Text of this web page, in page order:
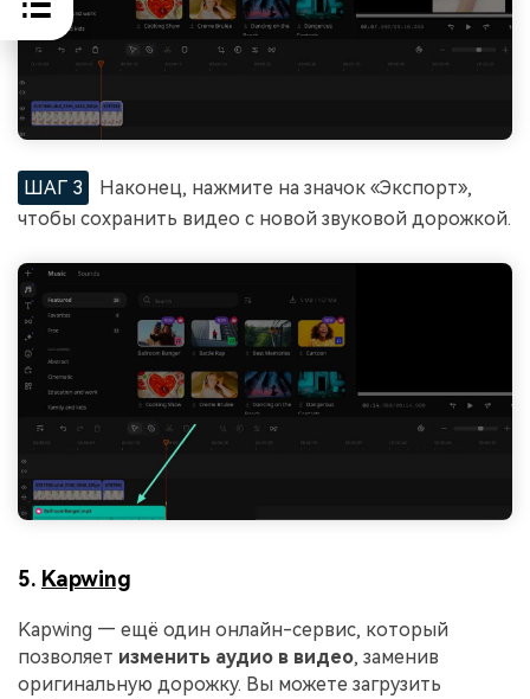
ШАГ 3
Наконец, нажмите на значок «Экспорт»,
чтобы сохранить видео с новой звуковой дорожкой.
5. Kapwing
Kapwing — ещё один онлайн-сервис, который
позволяет изменить аудио в видео, заменив
оригинальную дорожку. Вы можете загрузить